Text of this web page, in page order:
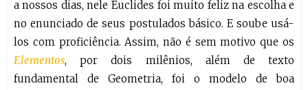
a nossos dias, nele Euclides foi muito feliz na escolha e
no enunciado de seus postulados básico. E soube usá-
los com proficiência. Assim, não é sem motivo que os
Elementos, por dois milênios, além de texto
fundamental de Geometria, foi o modelo de boa